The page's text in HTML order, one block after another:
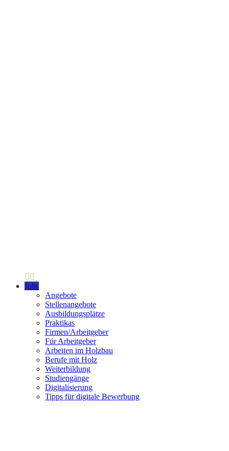
Jobs
Angebote
Stellenangebote
Ausbildungsplätze
Praktikas
Firmen/Arbeitgeber
Für Arbeitgeber
Arbeiten im Holzbau
Berufe mit Holz
Weiterbildung
Studiengänge
Digitalisierung
Tipps für digitale Bewerbung